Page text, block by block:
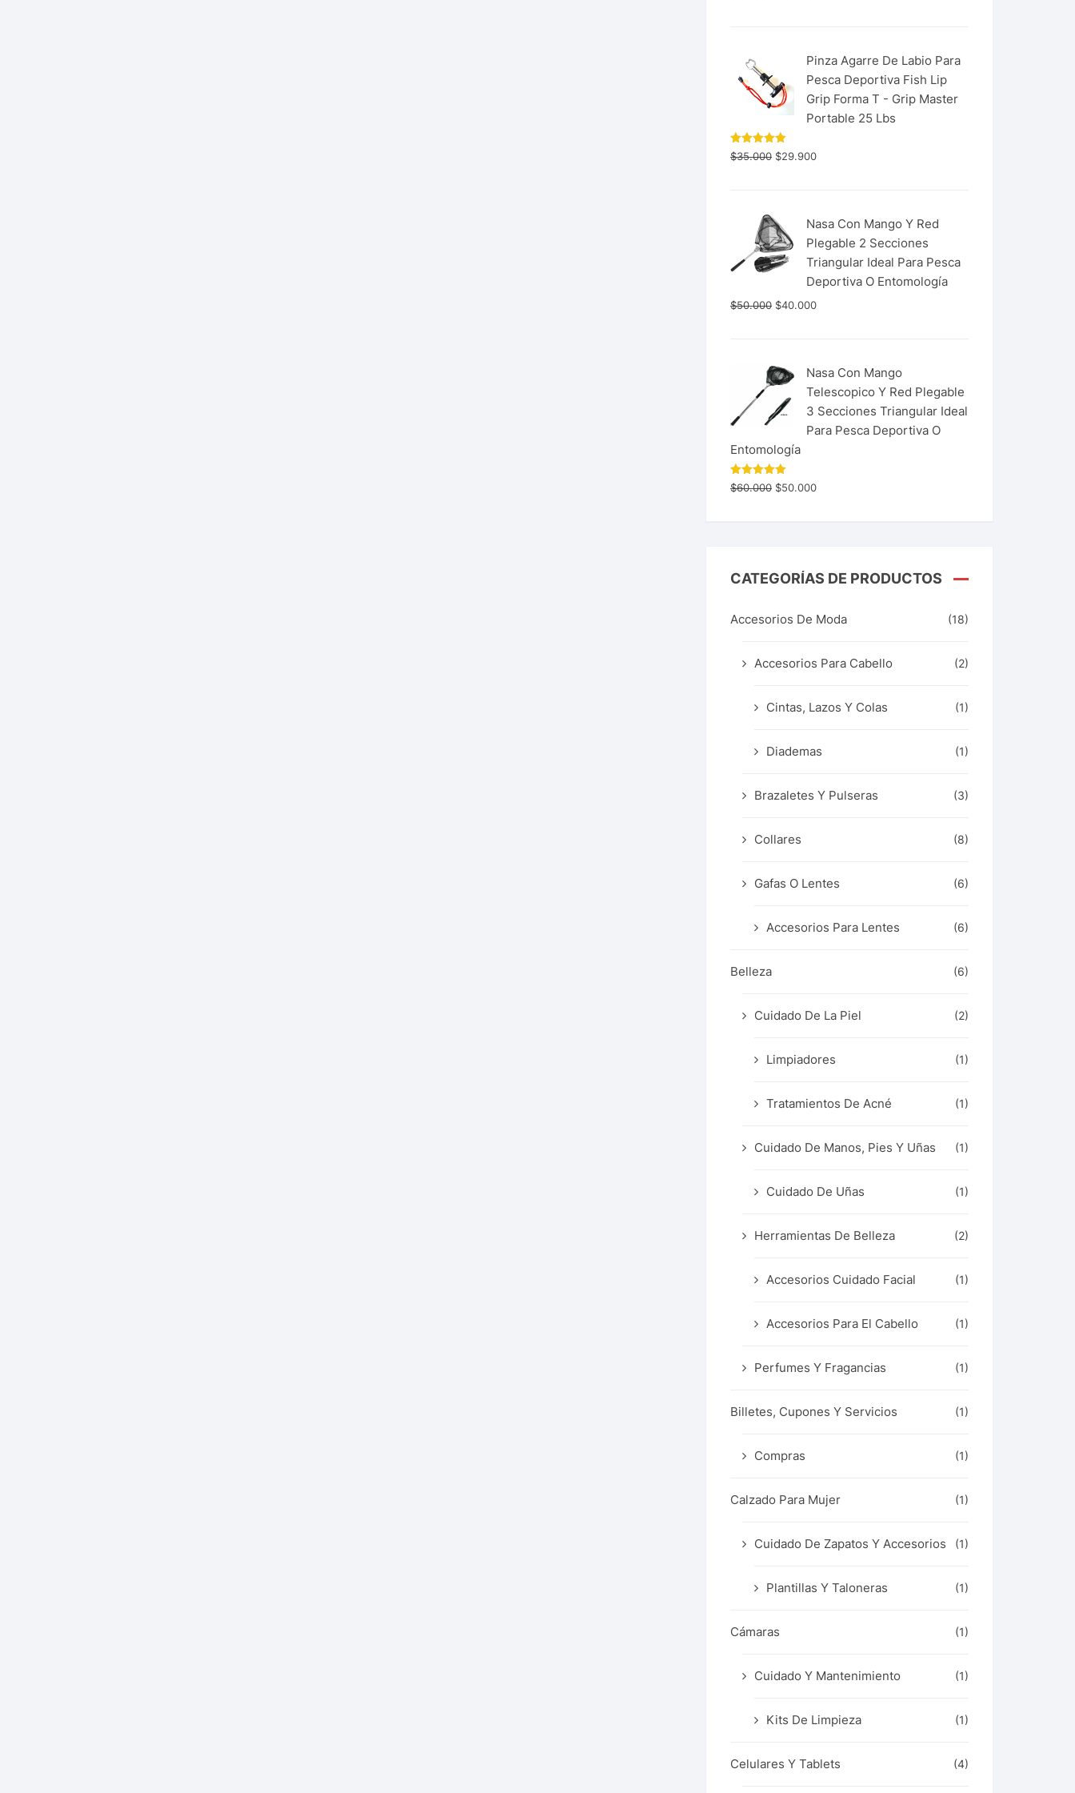
Pinza Agarre De Labio Para
Pesca Deportiva Fish Lip
Grip Forma T - Grip Master
Portable 25 Lbs
Valorado
con 5.00
$35.000 $29.900
Nasa Con Mango Y Red
Plegable 2 Secciones
Triangular Ideal Para Pesca
Deportiva O Entomología
$50.000 $40.000
Nasa Con Mango
Telescopico Y Red Plegable
3 Secciones Triangular Ideal
Para Pesca Deportiva O
Entomología
Valorado
con 5.00
$60.000 $50.000
CATEGORÍAS DE PRODUCTOS
Accesorios De Moda (18)
Accesorios Para Cabello (2)
Cintas, Lazos Y Colas (1)
Diademas (1)
Brazaletes Y Pulseras (3)
Collares (8)
Gafas O Lentes (6)
Accesorios Para Lentes (6)
Belleza (6)
Cuidado De La Piel (2)
Limpiadores (1)
Tratamientos De Acné (1)
Cuidado De Manos, Pies Y Uñas (1)
Cuidado De Uñas (1)
Herramientas De Belleza (2)
Accesorios Cuidado Facial (1)
Accesorios Para El Cabello (1)
Perfumes Y Fragancias (1)
Billetes, Cupones Y Servicios (1)
Compras (1)
Calzado Para Mujer (1)
Cuidado De Zapatos Y Accesorios (1)
Plantillas Y Taloneras (1)
Cámaras (1)
Cuidado Y Mantenimiento (1)
Kits De Limpieza (1)
Celulares Y Tablets (4)